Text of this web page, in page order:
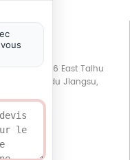
n° 11666 East Taihu
province du Jiangsu,